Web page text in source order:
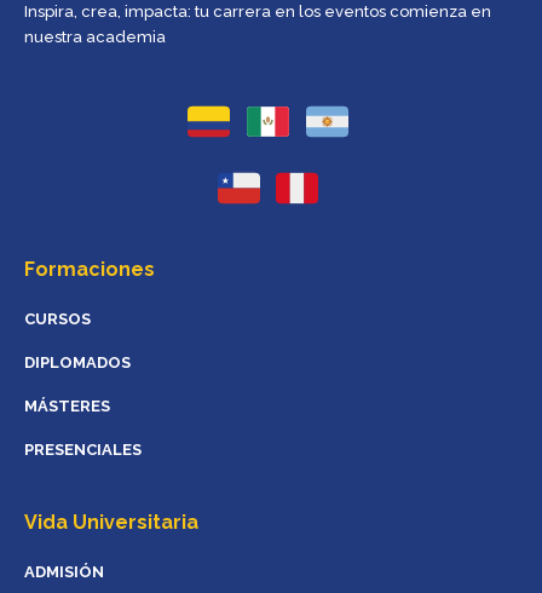
Inspira, crea, impacta: tu carrera en los eventos comienza en
nuestra academia
Formaciones
CURSOS
DIPLOMADOS
MÁSTERES
PRESENCIALES
Vida Universitaria
ADMISIÓN